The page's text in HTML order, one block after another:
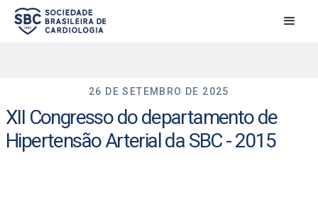
26 DE SETEMBRO DE 2025
XII Congresso do departamento de
Hipertensão Arterial da SBC - 2015